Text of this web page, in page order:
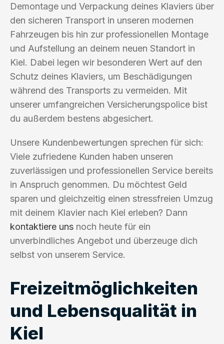
Demontage und Verpackung deines Klaviers über
den sicheren Transport in unseren modernen
Fahrzeugen bis hin zur professionellen Montage
und Aufstellung an deinem neuen Standort in
Kiel. Dabei legen wir besonderen Wert auf den
Schutz deines Klaviers, um Beschädigungen
während des Transports zu vermeiden. Mit
unserer umfangreichen Versicherungspolice bist
du außerdem bestens abgesichert.
Unsere Kundenbewertungen sprechen für sich:
Viele zufriedene Kunden haben unseren
zuverlässigen und professionellen Service bereits
in Anspruch genommen. Du möchtest Geld
sparen und gleichzeitig einen stressfreien Umzug
mit deinem Klavier nach Kiel erleben? Dann
kontaktiere uns noch heute für ein
unverbindliches Angebot und überzeuge dich
selbst von unserem Service.
Freizeitmöglichkeiten
und Lebensqualität in
Kiel